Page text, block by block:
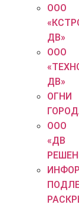
ООО
ДВ»
ООО
ДВ»
ОГНИ
ООО
«ДВ